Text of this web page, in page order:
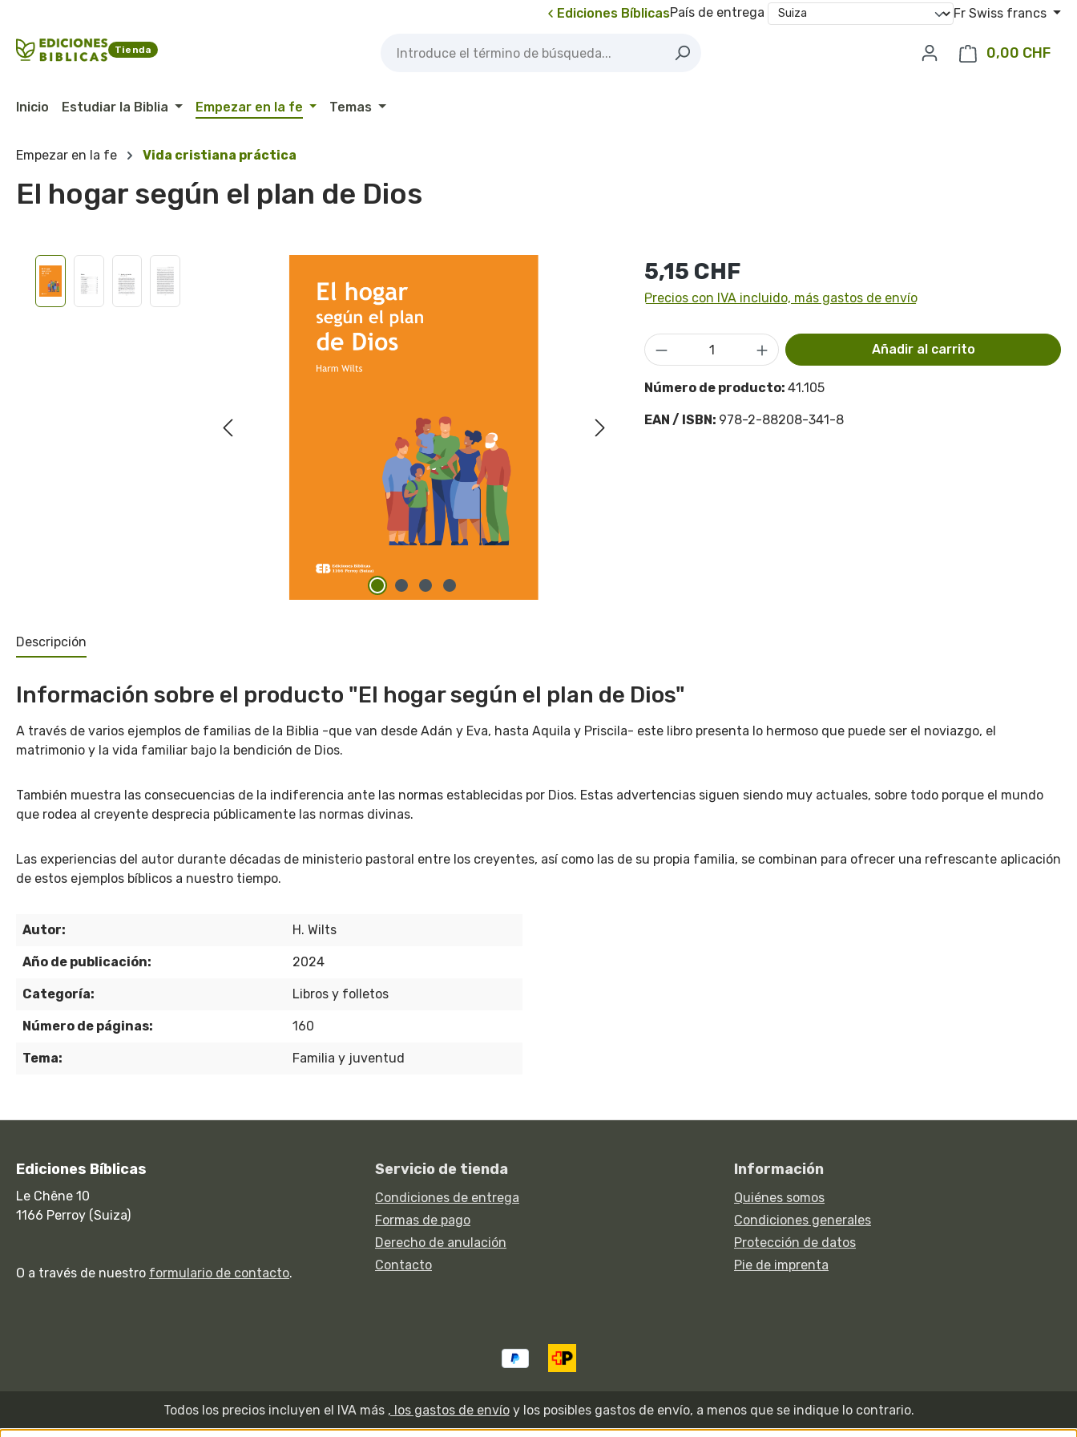
Ediciones BíblicasPaís de entrega Fr Swiss francs
Tienda 0,00 CHFEl
Inicio Estudiar la Biblia Empezar en la fe Temas
Empezar en la fe Vida cristiana práctica
El hogar según el plan de Dios
Omitir galería de imágenes Precio normal:
5,15 CHF
Precios con IVA incluido, más gastos de envío
Cantidad del producto: introduce la cantidad
Añadir al carrito
Número de producto: 41.105
EAN / ISBN: 978-2-88208-341-8
Descripción
Información sobre el producto "El hogar según el plan de Dios"
A través de varios ejemplos de familias de la Biblia -que van desde Adán y Eva, hasta Aquila y Priscila- este libro presenta lo hermoso que puede ser el noviazgo, el
matrimonio y la vida familiar bajo la bendición de Dios.
También muestra las consecuencias de la indiferencia ante las normas establecidas por Dios. Estas advertencias siguen siendo muy actuales, sobre todo porque el mundo
que rodea al creyente desprecia públicamente las normas divinas.
Las experiencias del autor durante décadas de ministerio pastoral entre los creyentes, así como las de su propia familia, se combinan para ofrecer una refrescante aplicación
de estos ejemplos bíblicos a nuestro tiempo.
Autor: H. Wilts
Año de publicación: 2024
Categoría: Libros y folletos
Número de páginas: 160
Tema: Familia y juventud
Ediciones Bíblicas
Le Chêne 10
1166 Perroy (Suiza)
O a través de nuestro formulario de contacto.
Servicio de tienda
Condiciones de entrega
Formas de pago
Derecho de anulación
Contacto
Información
Quiénes somos
Condiciones generales
Protección de datos
Pie de imprenta
Todos los precios incluyen el IVA más , los gastos de envíoy los posibles gastos de envío, a menos que se indique lo contrario.